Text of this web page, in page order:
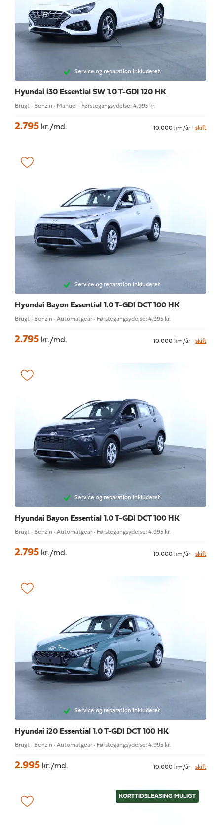
Service og reparation inkluderet
Hyundai i30 Essential SW 1.0 T-GDI 120 HK
Brugt · Benzin · Manuel · Førstegangsydelse: 4.995 kr.
2.795 kr./md. 10.000 km/år skift
Service og reparation inkluderet
Hyundai Bayon Essential 1.0 T-GDI DCT 100 HK
Brugt · Benzin · Automatgear · Førstegangsydelse: 4.995 kr.
2.795 kr./md. 10.000 km/år skift
Service og reparation inkluderet
Hyundai Bayon Essential 1.0 T-GDI DCT 100 HK
Brugt · Benzin · Automatgear · Førstegangsydelse: 4.995 kr.
2.795 kr./md. 10.000 km/år skift
Service og reparation inkluderet
Hyundai i20 Essential 1.0 T-GDI DCT 100 HK
Brugt · Benzin · Automatgear · Førstegangsydelse: 4.995 kr.
2.995 kr./md. 10.000 km/år skift
KORTTIDSLEASING MULIGT